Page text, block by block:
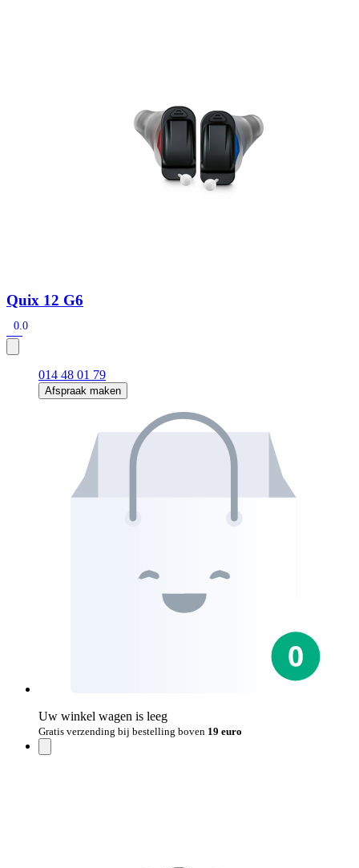
FiltersDomes
Oticon Intent 1 - Oplaadbaar
De Oticon Intent is het nieuwste hoorapparaat van dit moment.
Quix 12 G6
0.0
014 48 01 79
Afspraak maken
Uw winkel wagen is leeg
Gratis verzending bij bestelling boven 19 euro